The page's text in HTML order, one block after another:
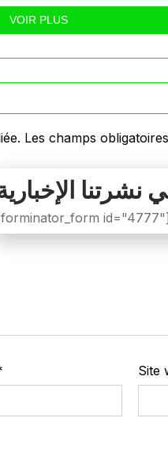
VOIR PLUS
Les champs
Site
id="4777"]